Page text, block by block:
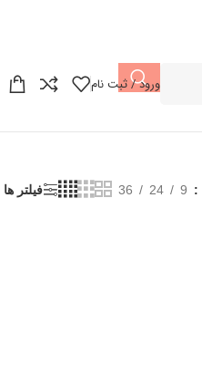
ورود / ثبت نام
9
24
36 فیلتر ها